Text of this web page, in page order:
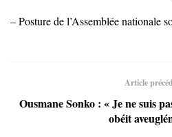
– Posture de l’Assemblée nationale
Article
Ousmane Sonko : « Je ne suis
obéit